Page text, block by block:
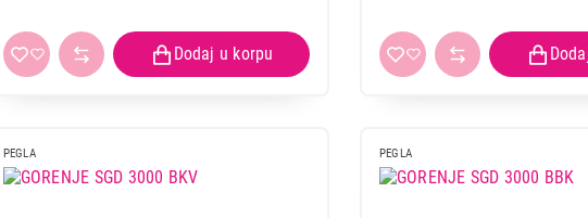
PEGLA PEGLA